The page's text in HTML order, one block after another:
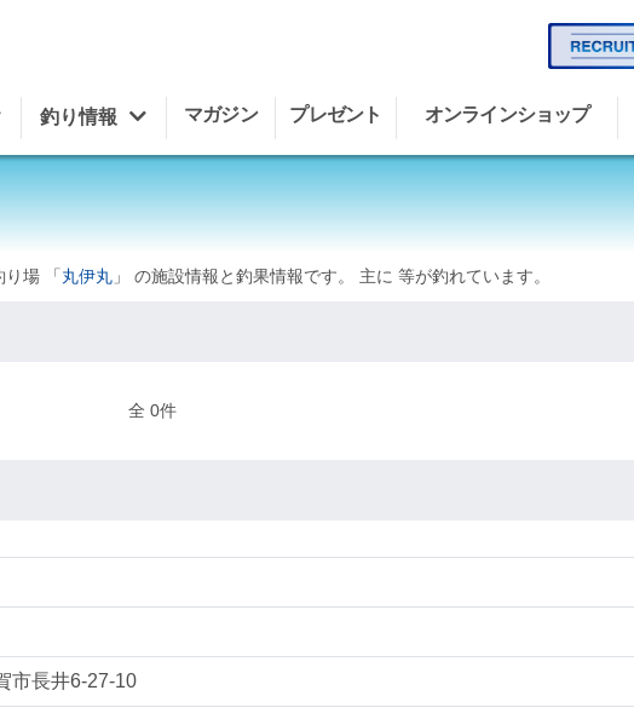
釣り情報 マガジン プレゼント オンラインショップ
り場 「 丸伊丸 」 の施設情報と釣果情報です。 主に 等が釣れています。
全 0件
市長井6-27-10